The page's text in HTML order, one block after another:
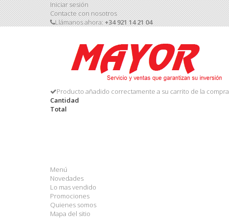
Iniciar sesión
Contacte con nosotros
Llámanos ahora:+34 921 14 21 04
Producto añadido correctamente a su carrito de la compra
Cantidad
Total
Menú
Novedades
Lo mas vendido
Promociones
Quienes somos
Mapa del sitio